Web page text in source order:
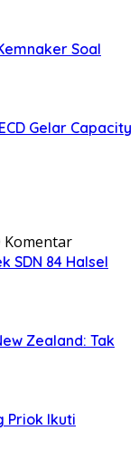
Soal
Gelar Capacity
Komentar
SDN 84 Halsel
Zealand: Tak
Priok Ikuti